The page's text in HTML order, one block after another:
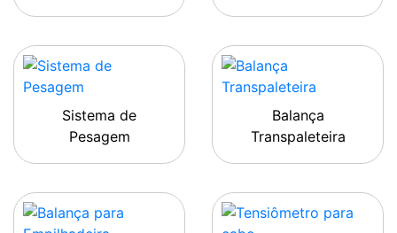
Sistema de
Pesagem
Balança
Transpaleteira